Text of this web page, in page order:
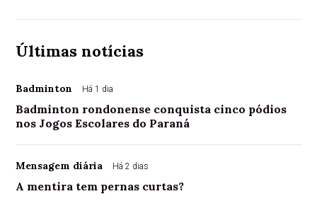
Últimas notícias
Badminton Há 1 dia
Badminton rondonense conquista cinco pódios
nos Jogos Escolares do Paraná
Mensagem diária Há 2 dias
A mentira tem pernas curtas?